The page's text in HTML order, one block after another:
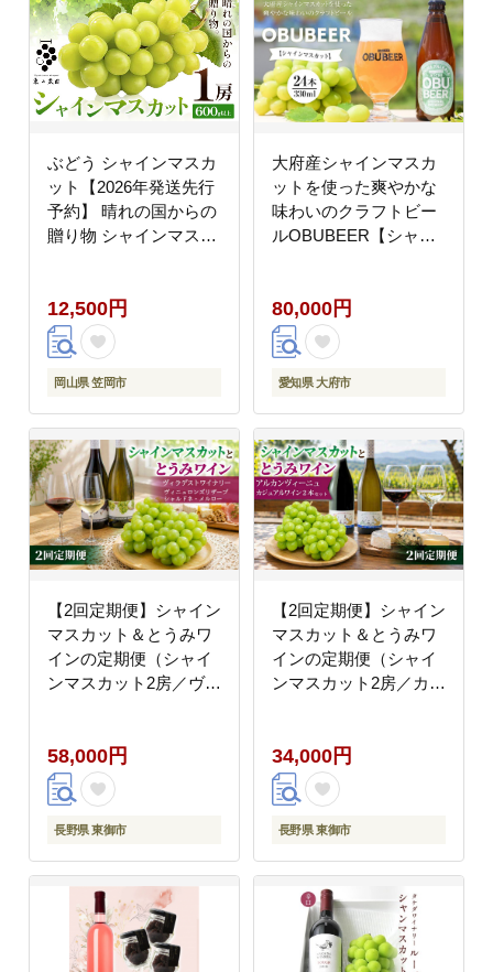
ぶどう シャインマスカ
ット【2026年発送先行
予約】 晴れの国からの
贈り物 シャインマスカ
中旬頃出荷》 東山農園
ブドウ 葡萄 マスカット
果物 フルーツ ギフト
岡山県 笠岡市 ---H-47--
12,500円
岡山県 笠岡市
大府産シャインマスカ
ットを使った爽やかな
味わいのクラフトビー
ルOBUBEER【シャイ
80,000円
愛知県 大府市
【2回定期便】シャイン
マスカット＆とうみワ
インの定期便（シャイ
ンマスカット2房／ヴィ
｜【JA信州うえだ／ヴ
ィラデストワイナリ
ー】ぶどう 葡萄 大粒
果物 フルーツ ワイン
58,000円
長野県 東御市
【2回定期便】シャイン
マスカット＆とうみワ
インの定期便（シャイ
ンマスカット2房／カジ
／アルカンヴィーニ
ュ】ぶどう 葡萄 大粒
果物 フルーツ ワイン
頒布会 長野
34,000円
長野県 東御市